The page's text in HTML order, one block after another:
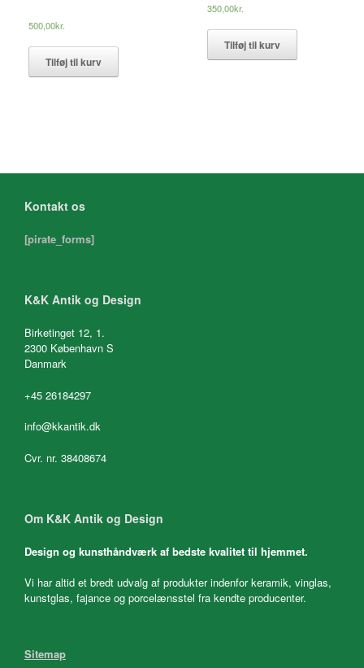
500,00kr.
Tilføj til kurv
350,00kr.
Tilføj til kurv
Kontakt os
[pirate_forms]
K&K Antik og Design
Birketinget 12, 1.
2300 København S
Danmark
+45 26184297
info@kkantik.dk
Cvr. nr. 38408674
Om K&K Antik og Design
Design og kunsthåndværk af bedste kvalitet til hjemmet.
Vi har altid et bredt udvalg af produkter indenfor keramik, vinglas,
kunstglas, fajance og porcelænsstel fra kendte producenter.
Sitemap